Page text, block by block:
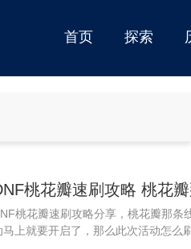
首页 探索
桃花瓣速刷攻略 桃花
桃花瓣速刷攻略分享，桃花瓣那条
马上就要开启了，那么此次活动怎么